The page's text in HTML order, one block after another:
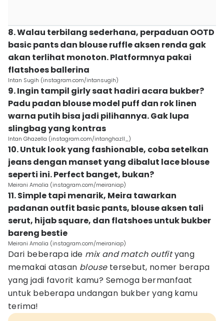
8. Walau terbilang sederhana, perpaduan OOTD
basic pants dan blouse ruffle aksen renda gak
akan terlihat monoton. Platformnya pakai
flatshoes ballerina
Intan Sugih (instagram.com/intansugih)
9. Ingin tampil girly saat hadiri acara bukber?
Padu padan blouse model puff dan rok linen
warna putih bisa jadi pilihannya. Gak lupa
slingbag yang kontras
Intan Ghazella (instagram.com/intanghazll_)
10. Untuk look yang fashionable, coba setelkan
jeans dengan manset yang dibalut lace blouse
seperti ini. Perfect banget, bukan?
Meirani Amalia (instagram.com/meiraniap)
11. Simple tapi menarik, Meira tawarkan
padanan outfit basic pants, blouse aksen tali
serut, hijab square, dan flatshoes untuk bukber
bareng bestie
Meirani Amalia (instagram.com/meiraniap)
Dari beberapa ide mix and match outfityang
memakai atasan blousetersebut, nomer berapa
yang jadi favorit kamu? Semoga bermanfaat
untuk beberapa undangan bukber yang kamu
terima!